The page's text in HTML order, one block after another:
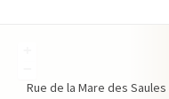
Rue de la Mare des Saules